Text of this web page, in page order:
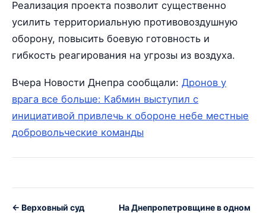
Реализация проекта позволит существенно
усилить территориальную противовоздушную
оборону, повысить боевую готовность и
гибкость реагирования на угрозы из воздуха.
Вчера Новости Днепра сообщали: Дронов у
врага все больше: Кабмин выступил с
инициативой привлечь к обороне небе местные
добровольческие команды
← Верховный суд
На Днепропетровщине в одном